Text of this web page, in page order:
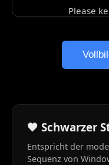
Please
🖤 Schwarzer
Entspricht der
Sequenz von